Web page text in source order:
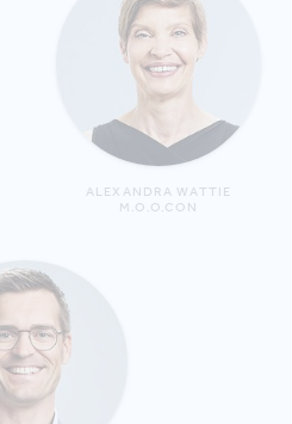
ALEXANDRA WATTIE
M.O.O.CON